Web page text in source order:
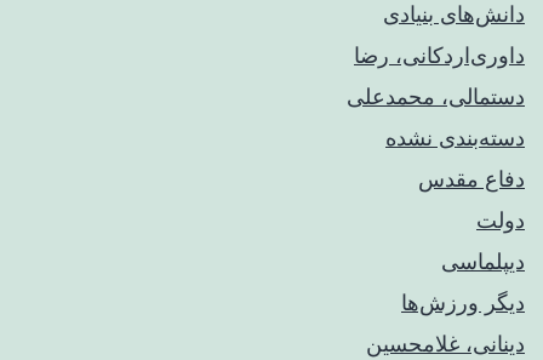
دانش‌های بنیادی
داوری‌اردکانی، رضا
دستمالی، محمدعلی
دسته‌بندی نشده
دفاع مقدس
دولت
دیپلماسی
دیگر ورزش‌ها
دینانی، غلامحسین